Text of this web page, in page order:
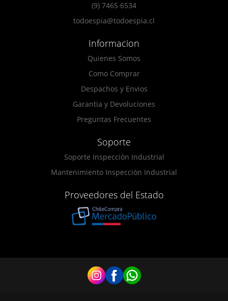
(9) 7465 6534
todoespia@todoespia.cl
Informacion
Quienes Somos
Como Comprar
Despachos y Envios
Garantia y Devoluciones
Preguntas Frecuentes
Soporte
Soporte Inspección Industrial
Mantenimiento Inspección Industrial
Proveedores del Estado